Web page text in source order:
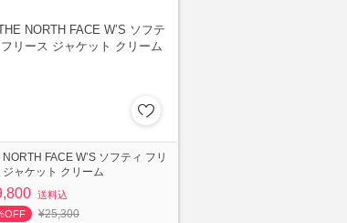
FACE W’S ソフティ フリ
ジャケット クリーム
送料込
¥25,300